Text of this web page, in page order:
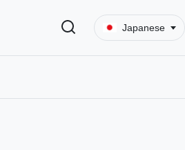
Japanese